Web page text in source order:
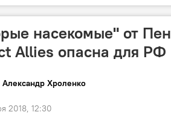
насекомые" от
Allies опасна для РФ
Александр Хроленко
2018, 12:30